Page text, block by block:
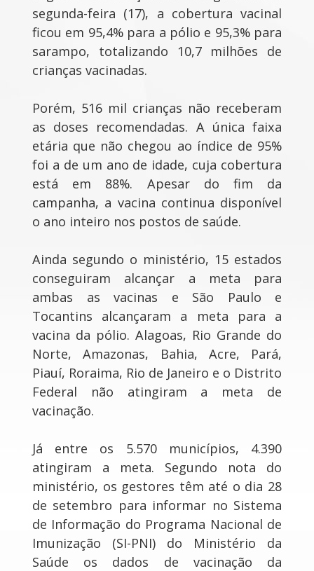
segunda-feira (17), a cobertura vacinal
ficou em 95,4% para a pólio e 95,3% para
sarampo, totalizando 10,7 milhões de
crianças vacinadas.
Porém, 516 mil crianças não receberam
as doses recomendadas. A única faixa
etária que não chegou ao índice de 95%
foi a de um ano de idade, cuja cobertura
está em 88%. Apesar do fim da
campanha, a vacina continua disponível
o ano inteiro nos postos de saúde.
Ainda segundo o ministério, 15 estados
conseguiram alcançar a meta para
ambas as vacinas e São Paulo e
Tocantins alcançaram a meta para a
vacina da pólio. Alagoas, Rio Grande do
Norte, Amazonas, Bahia, Acre, Pará,
Piauí, Roraima, Rio de Janeiro e o Distrito
Federal não atingiram a meta de
vacinação.
Já entre os 5.570 municípios, 4.390
atingiram a meta. Segundo nota do
ministério, os gestores têm até o dia 28
de setembro para informar no Sistema
de Informação do Programa Nacional de
Imunização (SI-PNI) do Ministério da
Saúde os dados de vacinação da